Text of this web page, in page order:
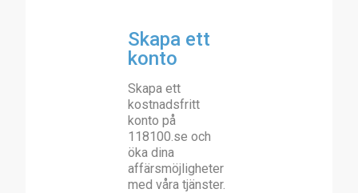
Skapa ett
konto
Skapa ett
kostnadsfritt
konto på
118100.se och
öka dina
affärsmöjligheter
med våra tjänster.